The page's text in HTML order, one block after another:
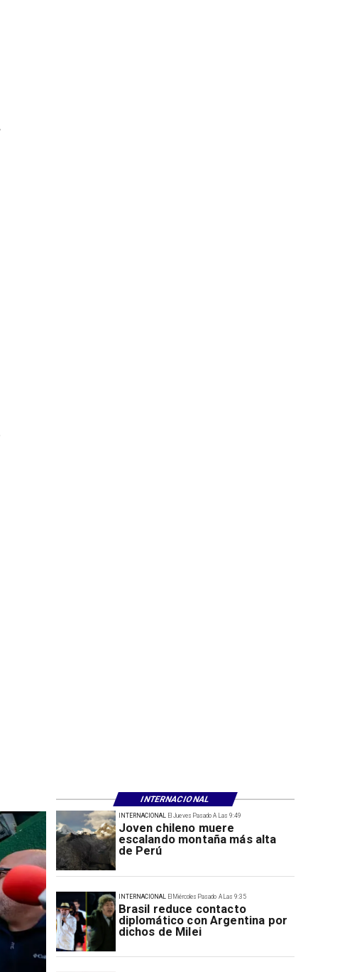
El Jueves Pasado A Las 9:49
Joven chileno muere
escalando montaña más alta
de Perú
INTERNACIONAL
El Miércoles Pasado A Las 9:35
Brasil reduce contacto
diplomático con Argentina por
dichos de Milei
INTERNACIONAL
INTERNACIONAL